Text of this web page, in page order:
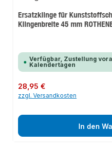
Ersatzklinge für
Klingenbreite 45 mm
Verfügbar, Zustellung
Kalendertagen
Regulärer Preis:
28,95 €
zzgl. Versandkosten
In den